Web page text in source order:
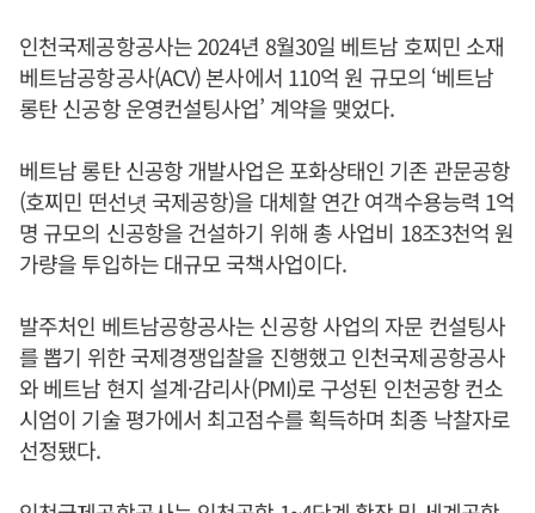
인천국제공항공사는 2024년 8월30일 베트남 호찌민 소재
베트남공항공사(ACV) 본사에서 110억 원 규모의 ‘베트남
롱탄 신공항 운영컨설팅사업’ 계약을 맺었다.
베트남 롱탄 신공항 개발사업은 포화상태인 기존 관문공항
(호찌민 떤선녓 국제공항)을 대체할 연간 여객수용능력 1억
명 규모의 신공항을 건설하기 위해 총 사업비 18조3천억 원
가량을 투입하는 대규모 국책사업이다.
발주처인 베트남공항공사는 신공항 사업의 자문 컨설팅사
를 뽑기 위한 국제경쟁입찰을 진행했고 인천국제공항공사
와 베트남 현지 설계·감리사(PMI)로 구성된 인천공항 컨소
시엄이 기술 평가에서 최고점수를 획득하며 최종 낙찰자로
선정됐다.